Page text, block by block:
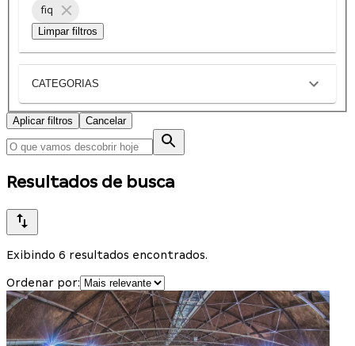
fiq
Limpar filtros
CATEGORIAS
Aplicar filtros Cancelar
Resultados de busca
Exibindo 6 resultados encontrados.
Ordenar por: